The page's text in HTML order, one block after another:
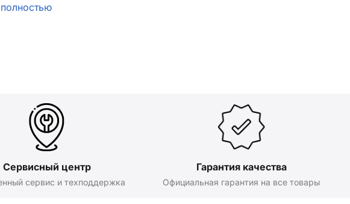
Сервисный центр
сервис и техподдержка
Гарантия качества
Официальная гарантия на все товары